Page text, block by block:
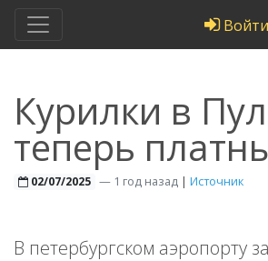
Войти
Курилки в
теперь
02/07/2025 —1 год назад | Источник
В петербургском аэропорту